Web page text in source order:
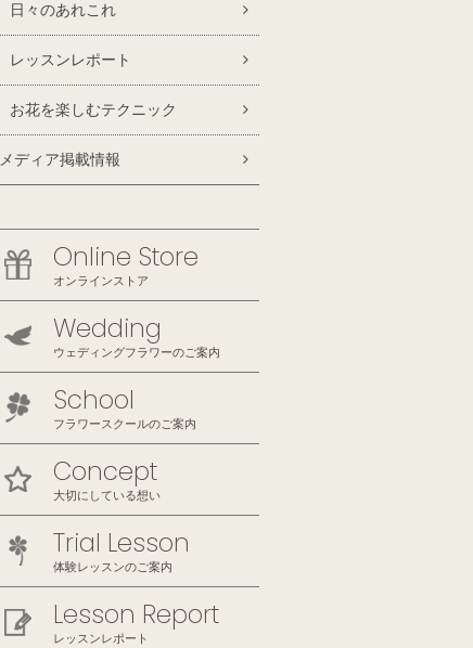
日々のあれこれ
レッスンレポート
お花を楽しむテクニック
メディア掲載情報
Online Store
オンラインストア
Wedding
ウェディングフラワーのご案内
School
フラワースクールのご案内
Concept
大切にしている想い
Trial Lesson
体験レッスンのご案内
Lesson Report
レッスンレポート